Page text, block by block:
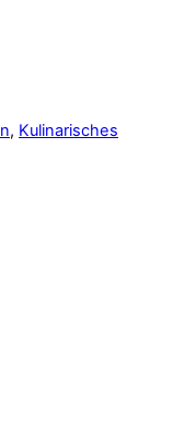
, Kulinarisches